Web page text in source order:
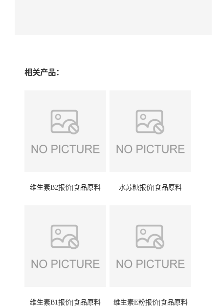
相关产品：
维生素B2报价|食品原料 水苏糖报价|食品原料
维生素B1报价|食品原料 维生素E粉报价|食品原料